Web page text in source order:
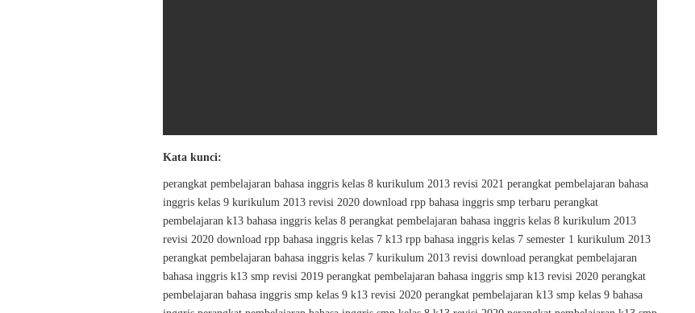
Kata kunci:
perangkat pembelajaran bahasa inggris kelas 8 kurikulum 2013 revisi 2021 perangkat pembelajaran bahasa
inggris kelas 9 kurikulum 2013 revisi 2020 download rpp bahasa inggris smp terbaru perangkat
pembelajaran k13 bahasa inggris kelas 8 perangkat pembelajaran bahasa inggris kelas 8 kurikulum 2013
revisi 2020 download rpp bahasa inggris kelas 7 k13 rpp bahasa inggris kelas 7 semester 1 kurikulum 2013
perangkat pembelajaran bahasa inggris kelas 7 kurikulum 2013 revisi download perangkat pembelajaran
bahasa inggris k13 smp revisi 2019 perangkat pembelajaran bahasa inggris smp k13 revisi 2020 perangkat
pembelajaran bahasa inggris smp kelas 9 k13 revisi 2020 perangkat pembelajaran k13 smp kelas 9 bahasa